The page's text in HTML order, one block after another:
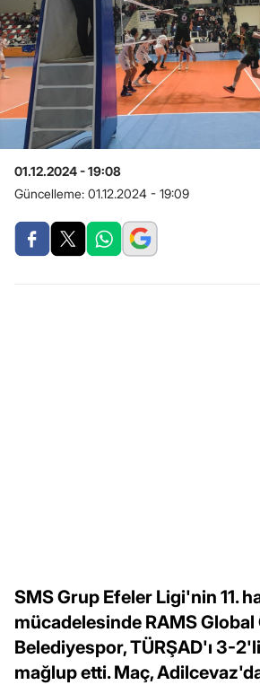
01.12.2024 - 19:08
Güncelleme: 01.12.2024 - 19:09
SMS Grup Efeler Ligi'nin 11.
mücadelesinde RAMS Global
Belediyespor, TÜRŞAD'ı 3-
mağlup etti. Maç,